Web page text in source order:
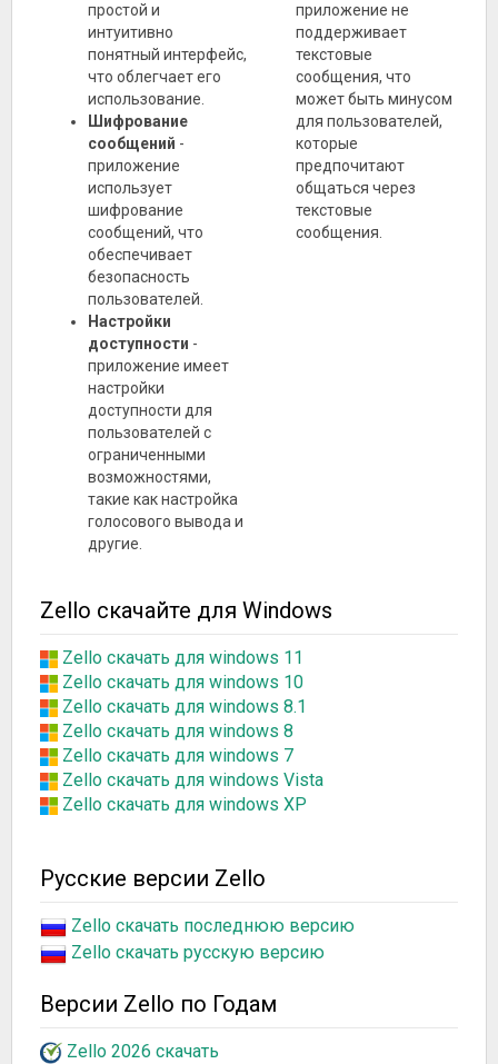
простой и
интуитивно
понятный интерфейс,
что облегчает его
использование.
Шифрование
сообщений -
приложение
использует
шифрование
сообщений, что
обеспечивает
безопасность
пользователей.
Настройки
доступности -
приложение имеет
настройки
доступности для
пользователей с
ограниченными
возможностями,
такие как настройка
голосового вывода и
другие.
приложение не
поддерживает
текстовые
сообщения, что
может быть минусом
для пользователей,
которые
предпочитают
общаться через
текстовые
сообщения.
Zello скачайте для Windows
Zello скачать для windows 11
Zello скачать для windows 10
Zello скачать для windows 8.1
Zello скачать для windows 8
Zello скачать для windows 7
Zello скачать для windows Vista
Zello скачать для windows XP
Русские версии Zello
Zello скачать последнюю версию
Zello скачать русскую версию
Версии Zello по Годам
Zello 2026 скачать